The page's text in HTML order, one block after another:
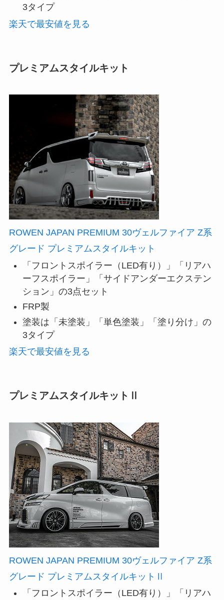
3タイプ
楽天で最安値を見る
プレミアムスタイルキット
ROWEN JAPAN PREMIUM 30ヴェルファイア Z系
グレード プレミアムスタイルキット
「フロントスポイラー（LED有り）」「リアハ
ーフスポイラー」「サイドアンダーエクステン
ション」の3点セット
FRP製
塗装は「未塗装」「単色塗装」「塗り分け」の
3タイプ
楽天で最安値を見る
プレミアムスタイルキットⅡ
ROWEN JAPAN PREMIUM 30ヴェルファイア Z系
グレード プレミアムスタイルキットⅡ
「フロントスポイラー（LED有り）」「リアハ